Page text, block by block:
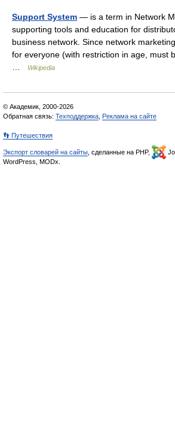
Support System — is a term in Network
supporting tools and education for
business network. Since network
for everyone (with restriction in age, must
Wikipedia
© Академик, 2000-2026
Обратная связь: Техподдержка Реклама на сайте
👣 Путешествия
Экспорт словарей на сайты , сделанные на PHP,
WordPress, MODx.